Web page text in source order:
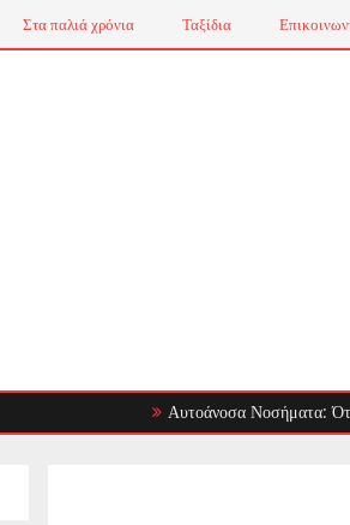
Στα παλιά χρόνια Ταξίδια
Αυτοάνοσα Νοσήματα: Όταν το